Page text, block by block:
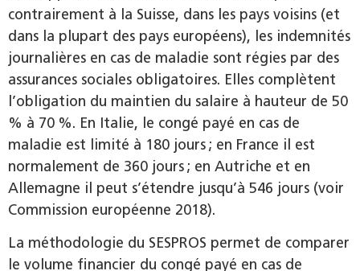
contrairement à la Suisse, dans les pays voisins (et
dans la plupart des pays européens), les indemnités
journalières en cas de maladie sont régies par des
assurances sociales obligatoires. Elles complètent
l’obligation du maintien du salaire à hauteur de 50
% à 70 %. En Italie, le congé payé en cas de
maladie est limité à 180 jours ; en France il est
normalement de 360 jours ; en Autriche et en
Allemagne il peut s’étendre jusqu’à 546 jours (voir
Commission européenne 2018).
La méthodologie du SESPROS permet de comparer
le volume financier du congé payé en cas de